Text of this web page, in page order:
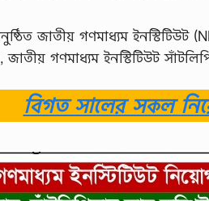
জাতীয় গণমাধ্যম ইনস্টিটিউট
জাতীয় গণমাধ্যম ইনস্টিটিউট
বিগত সালের সকল